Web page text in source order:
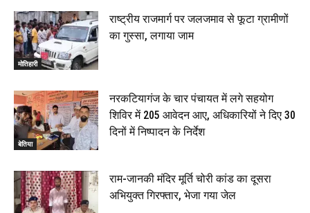
मोतिहारी
राष्ट्रीय राजमार्ग पर जलजमाव से फूटा ग्रामीणों
का गुस्सा, लगाया जाम
बेतिया
नरकटियागंज के चार पंचायत में लगे सहयोग
शिविर में 205 आवेदन आए, अधिकारियों ने दिए 30
दिनों में निष्पादन के निर्देश
राम-जानकी मंदिर मूर्ति चोरी कांड का दूसरा
अभियुक्त गिरफ्तार, भेजा गया जेल